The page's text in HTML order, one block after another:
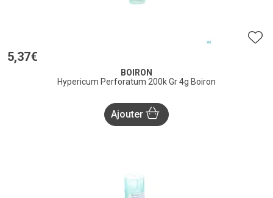
5,37€
BOIRON
Hypericum Perforatum 200k Gr 4g Boiron
Ajouter